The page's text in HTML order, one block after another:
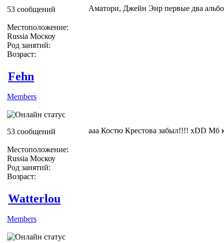
53 сообщений
Местоположение:
Russia Москоу
Род занятий:
Возраст:
Аматори, Джейн Эир первые два
Fehn
Members
53 сообщений
Местоположение:
Russia Москоу
Род занятий:
Возраст:
ааа Костю Крестова забыл!!!! xDD Мб
Watterlou
Members